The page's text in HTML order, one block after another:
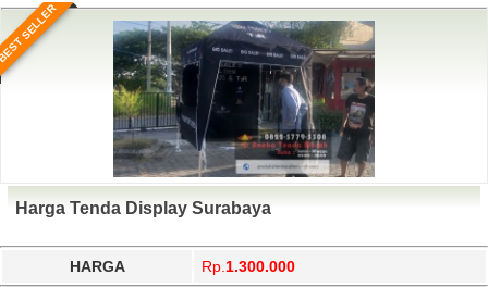
SELLER
Harga Tenda Display Surabaya
HARGA Rp. 1.300.000